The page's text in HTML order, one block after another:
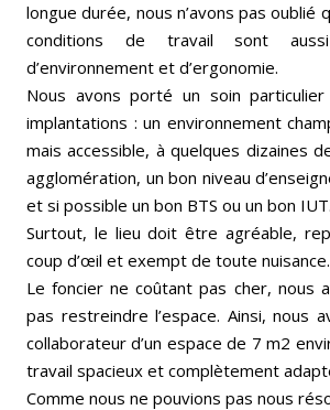
longue durée, nous n’avons pas oublié
conditions de travail sont
d’environnement et d’ergonomie.
Nous avons porté un soin
implantations : un environnement
mais accessible, à quelques dizaines
agglomération, un bon niveau
et si possible un bon BTS ou un bon IUT.
Surtout, le lieu doit être agréable,
coup d’œil et exempt de toute nuisance.
Le foncier ne coûtant pas cher, nous
pas restreindre l’espace. Ainsi, nous
collaborateur d’un espace de 7 m2
travail spacieux et complètement
Comme nous ne pouvions pas nous